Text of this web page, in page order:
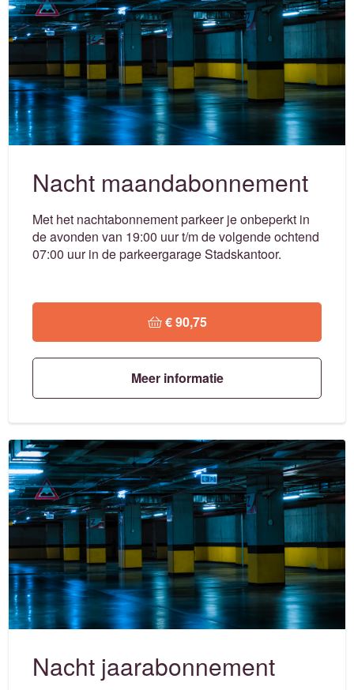
Nacht maandabonnement
Met het nachtabonnement parkeer je onbeperkt in
de avonden van 19:00 uur t/m de volgende ochtend
07:00 uur in de parkeergarage Stadskantoor.
€ 90,75
Meer informatie
Nacht jaarabonnement